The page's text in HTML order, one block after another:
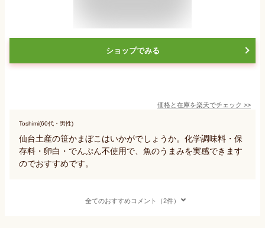
ショップでみる
価格と在庫を楽天でチェック >>
Toshimi(60代・男性)
仙台土産の笹かまぼこはいかがでしょうか。化学調味料・保
存料・卵白・でんぷん不使用で、魚のうまみを実感できます
のでおすすめです。
全てのおすすめコメント（2件）